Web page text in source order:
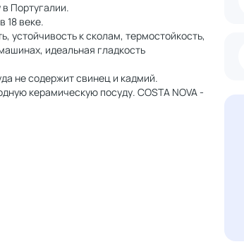
Португалии.
18 веке.
устойчивость к сколам, термостойкость,
идеальная гладкость
не содержит свинец и кадмий.
керамическую посуду. COSTA NOVA -